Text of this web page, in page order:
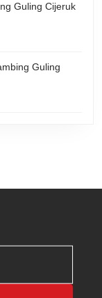
Guling Cijeruk
Guling